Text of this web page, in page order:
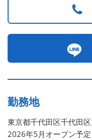
勤務地
東京都千代田区千代田
2026年5月オープン予定